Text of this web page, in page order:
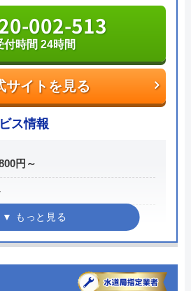
クチコミ on
（4件のクチコミ）
ゃん
サイトを見る
002-513
付時間 24時間
ス情報
円～
短30分
間